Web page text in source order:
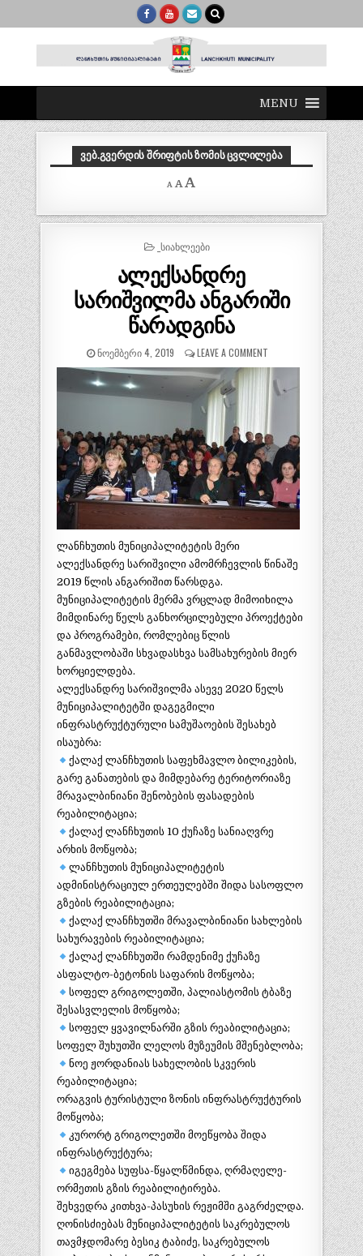
MENU
ᲕᲔᲑ.ᲒᲕᲔᲠᲓᲘᲡ ᲨᲠᲘᲤᲢᲘᲡ ᲖᲝᲛᲘᲡ ᲪᲕᲚᲘᲚᲔᲑᲐ
A
Decrease
font
A Reset
A
size.
POSTED
_ᲡᲘᲐᲮᲚᲔᲔᲑᲘ
ალექსანდრე
სარიშვილმა ანგარიში
წარადგინა
ᲜᲝᲔᲛᲑᲔᲠᲘ 4, 2019 LEAVE A COMMENT
ლანჩხუთის მუნიციპალიტეტის მერი
ალექსანდრე სარიშვილი ამომრჩევლის წინაშე
2019 წლის ანგარიშით წარსდგა.
მუნიციპალიტეტის მერმა ვრცლად მიმოიხილა
მიმდინარე წელს განხორცილებული პროექტები
და პროგრამები, რომლებიც წლის
განმავლობაში სხვადასხვა სამსახურების მიერ
ხორციელდება.
ალექსანდრე სარიშვილმა ასევე 2020 წელს
მუნიციპალიტეტში დაგეგმილი
ინფრასტრუქტურული სამუშაოების შესახებ
ისაუბრა:
ქალაქ ლანჩხუთის საფეხმავლო ბილიკების,
გარე განათების და მიმდებარე ტერიტორიაზე
მრავალბინიანი შენობების ფასადების
რეაბილიტაცია;
ქალაქ ლანჩხუთის 10 ქუჩაზე სანიაღვრე
არხის მოწყობა;
ლანჩხუთის მუნიციპალიტეტის
ადმინისტრაციულ ერთეულებში შიდა სასოფლო
გზების რეაბილიტაცია;
ქალაქ ლანჩხუთში მრავალბინიანი სახლების
სახურავების რეაბილიტაცია;
ქალაქ ლანჩხუთში რამდენიმე ქუჩაზე
ასფალტო-ბეტონის საფარის მოწყობა;
სოფელ გრიგოლეთში, პალიასტომის ტბაზე
შესასვლელის მოწყობა;
სოფელ ყვავილნარში გზის რეაბილიტაცია;
სოფელ შუხუთში ლელოს მუზეუმის მშენებლობა;
ნოე ჟორდანიას სახელობის სკვერის
რეაბილიტაცია;
ორაგვის ტურისტული ზონის ინფრასტრუქტურის
მოწყობა;
კურორტ გრიგოლეთში მოეწყობა შიდა
ინფრასტრუქტურა;
იგეგმება სუფსა-წყალწმინდა, ღრმაღელე-
ორმეთის გზის რეაბილიტირება.
შეხვედრა კითხვა-პასუხის რეჟიმში გაგრძელდა.
ღონისძიებას მუნიციპალიტეტის საკრებულოს
თავმჯდომარე ბესიკ ტაბიძე, საკრებულოს